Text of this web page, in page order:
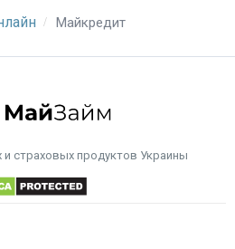
Майкредит
и страховых продуктов Украины